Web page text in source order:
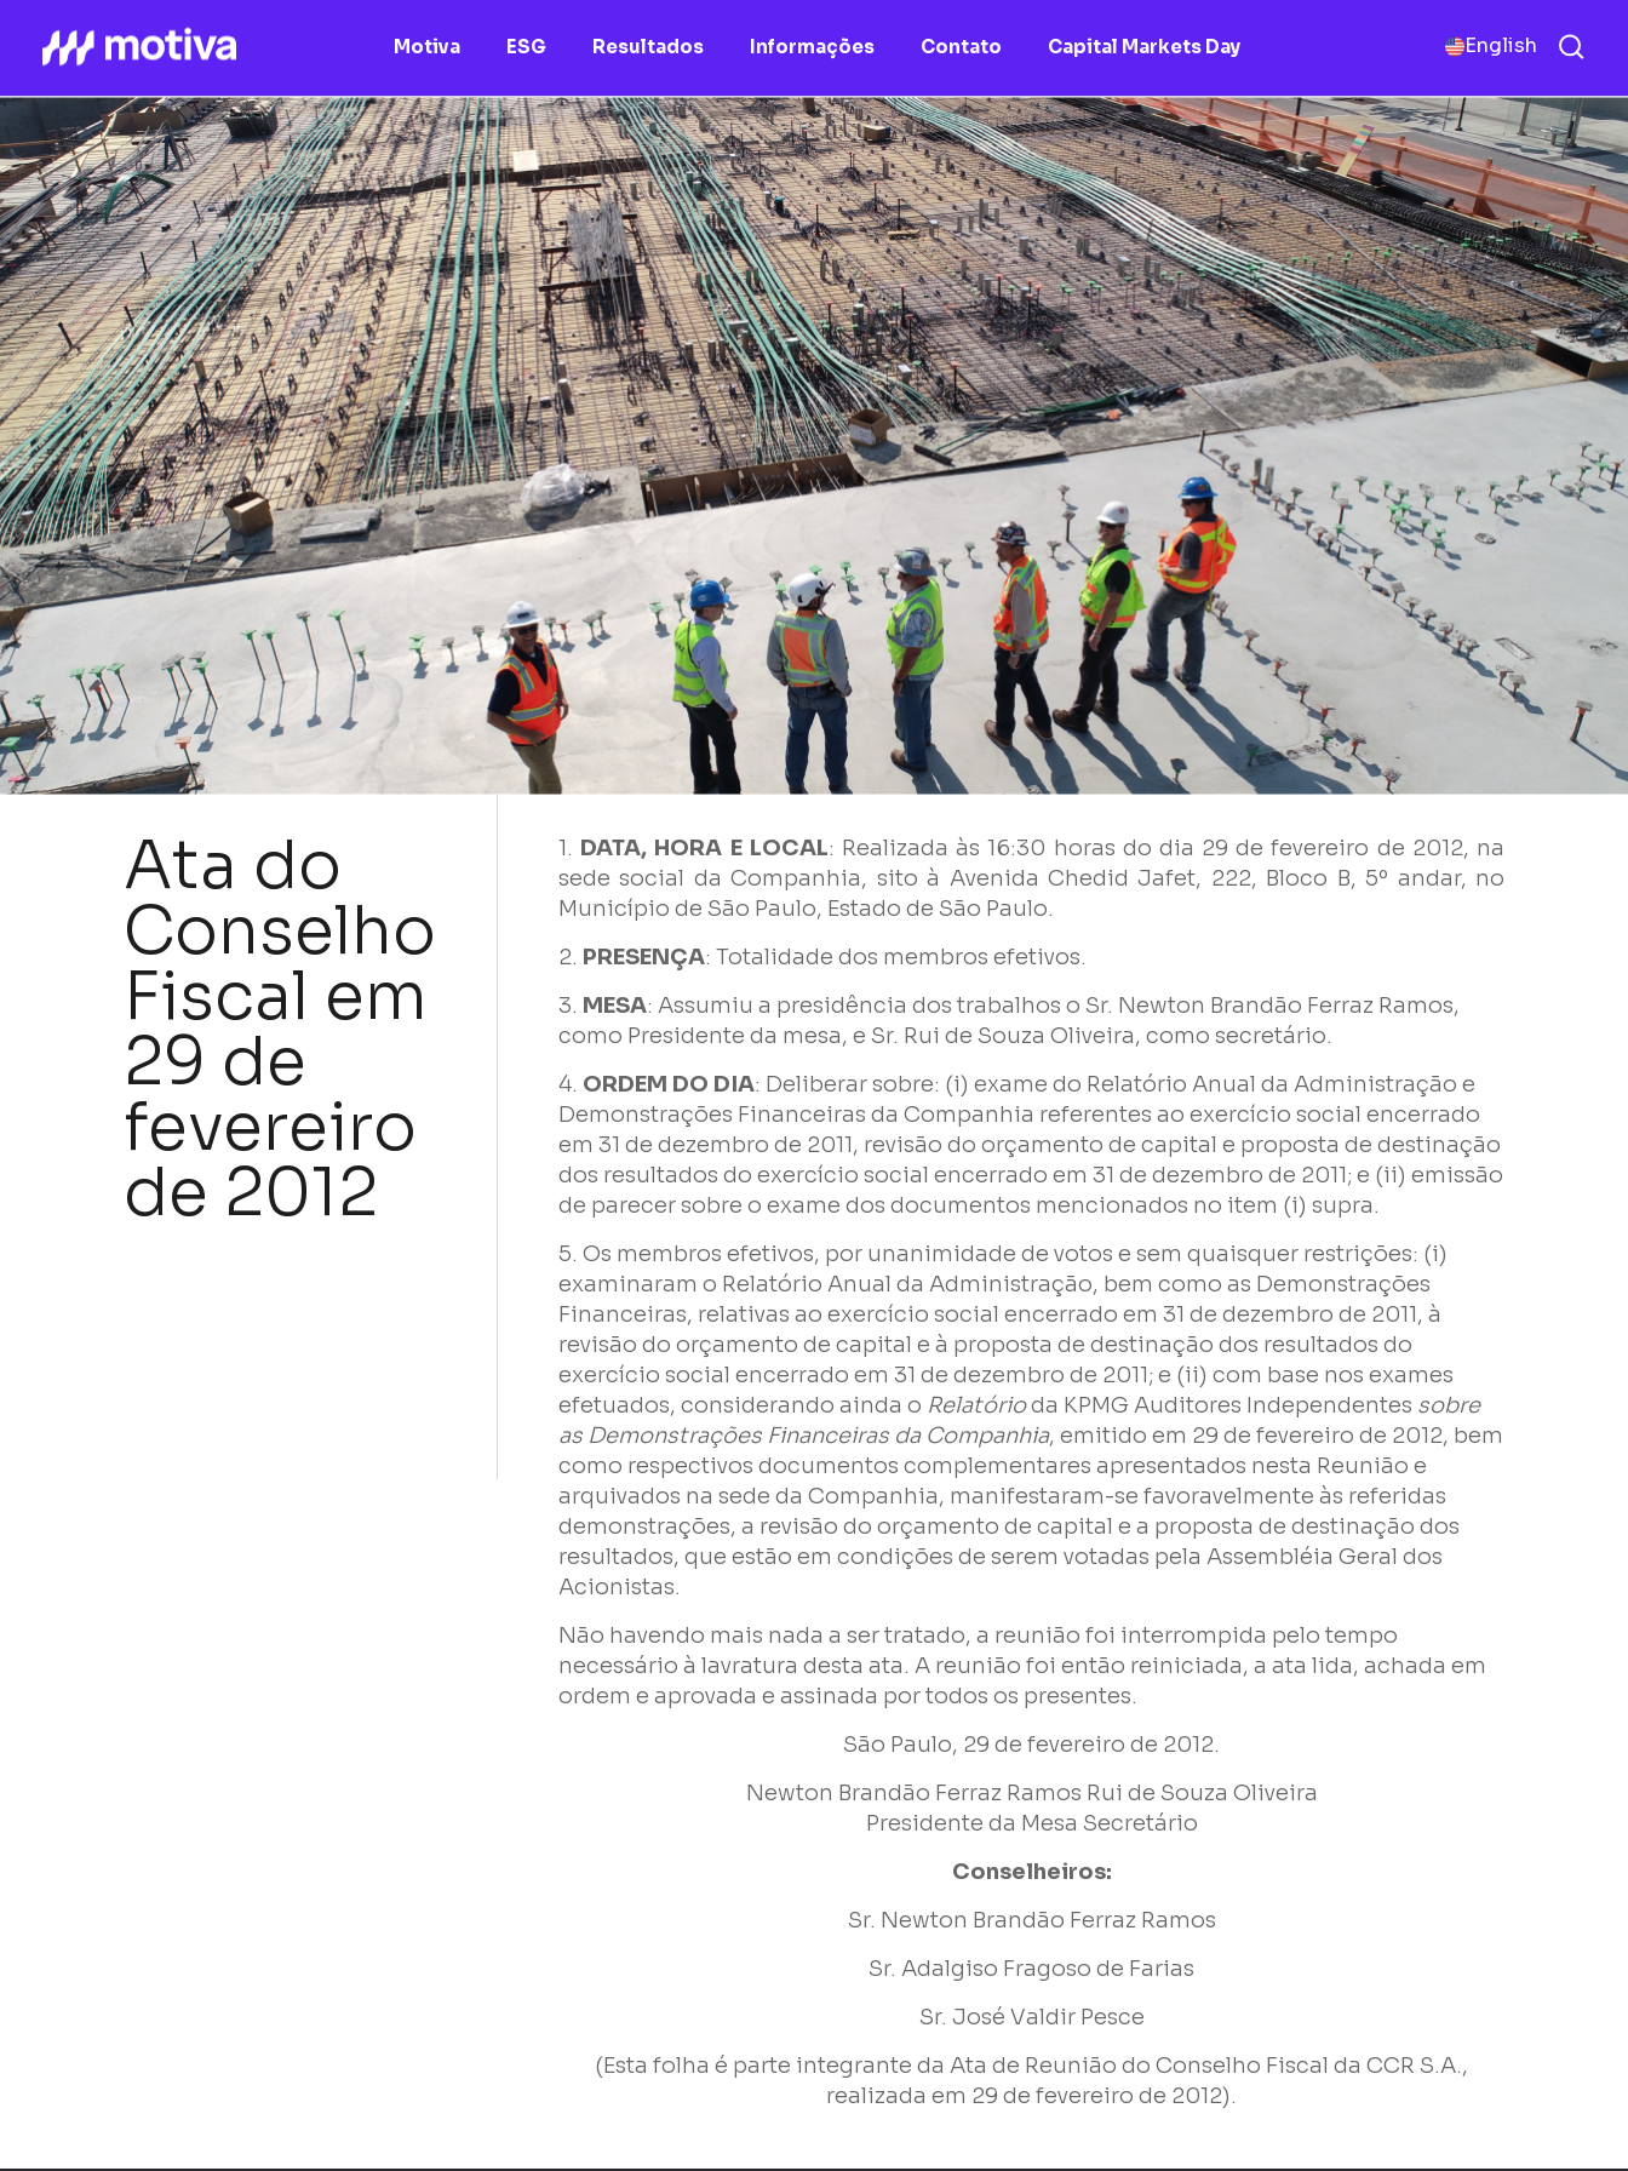
Motiva ESG Resultados
Motiva
Nossos Ativos
Informações Contato Capital Markets Day English
Ata do
Conselho
Fiscal em
29 de
fevereiro
de 2012
1. DATA, HORA E LOCAL: Realizada às 16:30 horas do dia 29 de fevereiro de 2012, na
sede social da Companhia, sito à Avenida Chedid Jafet, 222, Bloco B, 5º andar, no
Município de São Paulo, Estado de São Paulo.
2. PRESENÇA: Totalidade dos membros efetivos.
3. MESA: Assumiu a presidência dos trabalhos o Sr. Newton Brandão Ferraz Ramos,
como Presidente da mesa, e Sr. Rui de Souza Oliveira, como secretário.
4. ORDEM DO DIA: Deliberar sobre: (i) exame do Relatório Anual da Administração e
Demonstrações Financeiras da Companhia referentes ao exercício social encerrado
em 31 de dezembro de 2011, revisão do orçamento de capital e proposta de destinação
dos resultados do exercício social encerrado em 31 de dezembro de 2011; e (ii) emissão
de parecer sobre o exame dos documentos mencionados no item (i) supra.
5. Os membros efetivos, por unanimidade de votos e sem quaisquer restrições: (i)
examinaram o Relatório Anual da Administração, bem como as Demonstrações
Financeiras, relativas ao exercício social encerrado em 31 de dezembro de 2011, à
revisão do orçamento de capital e à proposta de destinação dos resultados do
exercício social encerrado em 31 de dezembro de 2011; e (ii) com base nos exames
efetuados, considerando ainda o Relatórioda KPMG Auditores Independentes sobre
as Demonstrações Financeiras da Companhia, emitido em 29 de fevereiro de 2012, bem
como respectivos documentos complementares apresentados nesta Reunião e
arquivados na sede da Companhia, manifestaram-se favoravelmente às referidas
demonstrações, a revisão do orçamento de capital e a proposta de destinação dos
resultados, que estão em condições de serem votadas pela Assembléia Geral dos
Acionistas.
Não havendo mais nada a ser tratado, a reunião foi interrompida pelo tempo
necessário à lavratura desta ata. A reunião foi então reiniciada, a ata lida, achada em
ordem e aprovada e assinada por todos os presentes.
São Paulo, 29 de fevereiro de 2012.
Newton Brandão Ferraz Ramos Rui de Souza Oliveira
Presidente da Mesa Secretário
Conselheiros:
Sr. Newton Brandão Ferraz Ramos
Sr. Adalgiso Fragoso de Farias
Sr. José Valdir Pesce
(Esta folha é parte integrante da Ata de Reunião do Conselho Fiscal da CCR S.A.,
realizada em 29 de fevereiro de 2012).
Empresa
Grupos
Li e concordo com osTermos de Uso e Política de Privacidade
Enviar